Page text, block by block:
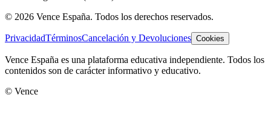
© 2026 Vence España. Todos los derechos reservados.
PrivacidadTérminosCancelación y Devoluciones Cookies
Vence España es una plataforma educativa independiente. Todos los
contenidos son de carácter informativo y educativo.
© Vence